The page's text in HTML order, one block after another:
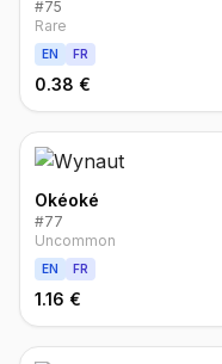
#75
Rare
EN FR
0.38 €
Okéoké
#77
Uncommon
EN FR
1.16 €